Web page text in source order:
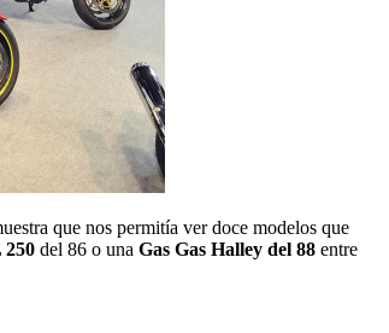
que nos permitía ver doce modelos que
del 86 o una Gas Gas Halley del 88 entre